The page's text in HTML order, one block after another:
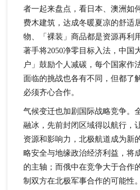
者一起来盘点，看日本、澳洲如
费木建筑，达成冬暖夏凉的舒适
物、「裸装」商品都是资源再利
著手将2050净零目标入法，中国
户」鼓励个人减碳，每个国家作
面临的挑战也各有不同，但都了
必须齐心合作。
气候变迁也加剧国际战略竞争。
融冰，先前封闭区域得以航行，
资源和影响力，北极航道成为新
略安全与地缘政治经济利益，将
的主轴；而俄中在竞争大于合作
制双方在北极军事合作的可能性。